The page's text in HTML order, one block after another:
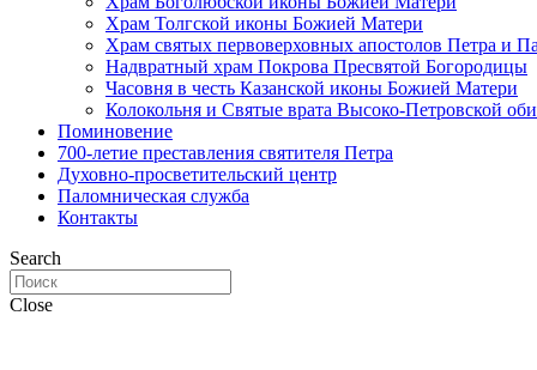
Храм Толгской иконы Божией Матери
Храм святых первоверховных апостолов Петра и
Надвратный храм Покрова Пресвятой Богородицы
Часовня в честь Казанской иконы Божией Матери
Колокольня и Святые врата Высоко-Петровской
Поминовение
700-летие преставления святителя Петра
Духовно-просветительский центр
Паломническая служба
Контакты
Search
Close